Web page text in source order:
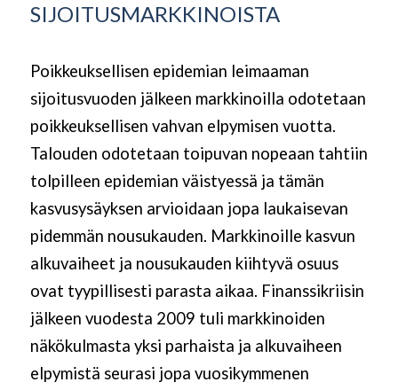
SIJOITUSMARKKINOISTA
Poikkeuksellisen epidemian leimaaman
sijoitusvuoden jälkeen markkinoilla odotetaan
poikkeuksellisen vahvan elpymisen vuotta.
Talouden odotetaan toipuvan nopeaan tahtiin
tolpilleen epidemian väistyessä ja tämän
kasvusysäyksen arvioidaan jopa laukaisevan
pidemmän nousukauden. Markkinoille kasvun
alkuvaiheet ja nousukauden kiihtyvä osuus
ovat tyypillisesti parasta aikaa. Finanssikriisin
jälkeen vuodesta 2009 tuli markkinoiden
näkökulmasta yksi parhaista ja alkuvaiheen
elpymistä seurasi jopa vuosikymmenen